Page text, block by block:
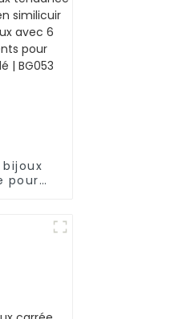
pour
pour